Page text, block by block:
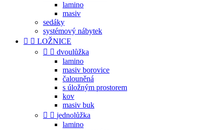
lamino
masiv
sedáky
systémový nábytek
  LOŽNICE
  dvoulůžka
lamino
masiv borovice
čalouněná
s úložným prostorem
kov
masiv buk
  jednolůžka
lamino